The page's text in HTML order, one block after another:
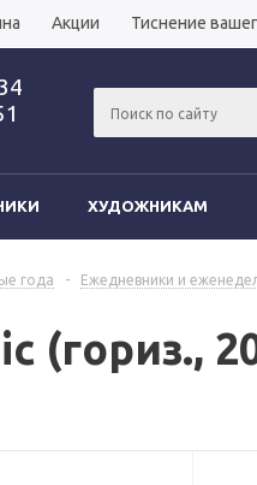
Акции Тиснение
ХУДОЖНИКАМ
года - Ежедневники и
(гориз.,